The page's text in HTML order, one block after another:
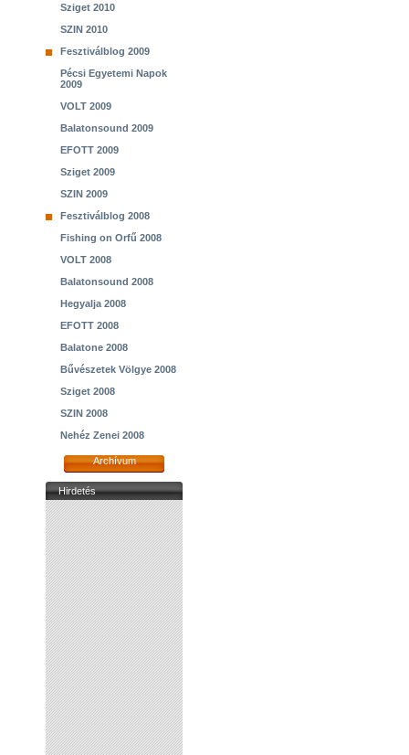
Sziget 2010
SZIN 2010
Fesztiválblog 2009
Pécsi Egyetemi Napok
2009
VOLT 2009
Balatonsound 2009
EFOTT 2009
Sziget 2009
SZIN 2009
Fesztiválblog 2008
Fishing on Orfű 2008
VOLT 2008
Balatonsound 2008
Hegyalja 2008
EFOTT 2008
Balatone 2008
Bűvészetek Völgye 2008
Sziget 2008
SZIN 2008
Nehéz Zenei 2008
Archívum
Hirdetés